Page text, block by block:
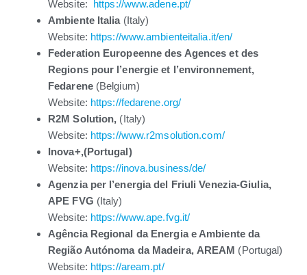
Website: https://www.adene.pt/
Ambiente Italia (Italy)
Website: https://www.ambienteitalia.it/en/
Federation Europeenne des Agences et des
Regions pour l’energie et l’environnement,
Fedarene (Belgium)
Website: https://fedarene.org/
R2M Solution, (Italy)
Website: https://www.r2msolution.com/
Inova+,(Portugal)
Website: https://inova.business/de/
Agenzia per l’energia del Friuli Venezia-Giulia,
APE FVG (Italy)
Website: https://www.ape.fvg.it/
Agência Regional da Energia e Ambiente da
Região Autónoma da Madeira, AREAM (Portugal)
Website: https://aream.pt/